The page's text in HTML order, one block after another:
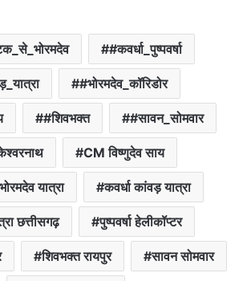
#कवर्धा_पुष्पवर्षा
#भोरमदेव_कॉरिडोर
#शिवभक्त #सावन_सोमवार
CM विष्णुदेव साय
यात्रा कवर्धा कांवड़ यात्रा
छत्तीसगढ़ पुष्पवर्षा हेलीकॉप्टर
शिवभक्त रायपुर सावन सोमवार